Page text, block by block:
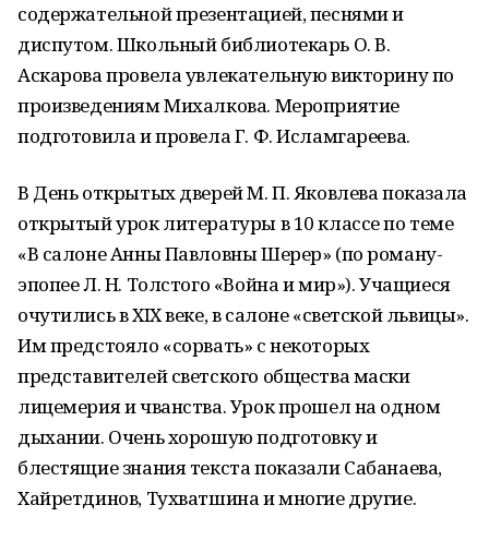
содержательной презентацией, песнями и
диспутом. Школьный библиотекарь О. В.
Аскарова провела увлекательную викторину по
произведениям Михалкова. Мероприятие
подготовила и провела Г. Ф. Исламгареева.
В День открытых дверей М. П. Яковлева показала
открытый урок литературы в 10 классе по теме
«В салоне Анны Павловны Шерер» (по роману-
эпопее Л. Н. Толстого «Война и мир»). Учащиеся
очутились в XIX веке, в салоне «светской львицы».
Им предстояло «сорвать» с некоторых
представителей светского общества маски
лицемерия и чванства. Урок прошел на одном
дыхании. Очень хорошую подготовку и
блестящие знания текста показали Сабанаева,
Хайретдинов, Тухватшина и многие другие.